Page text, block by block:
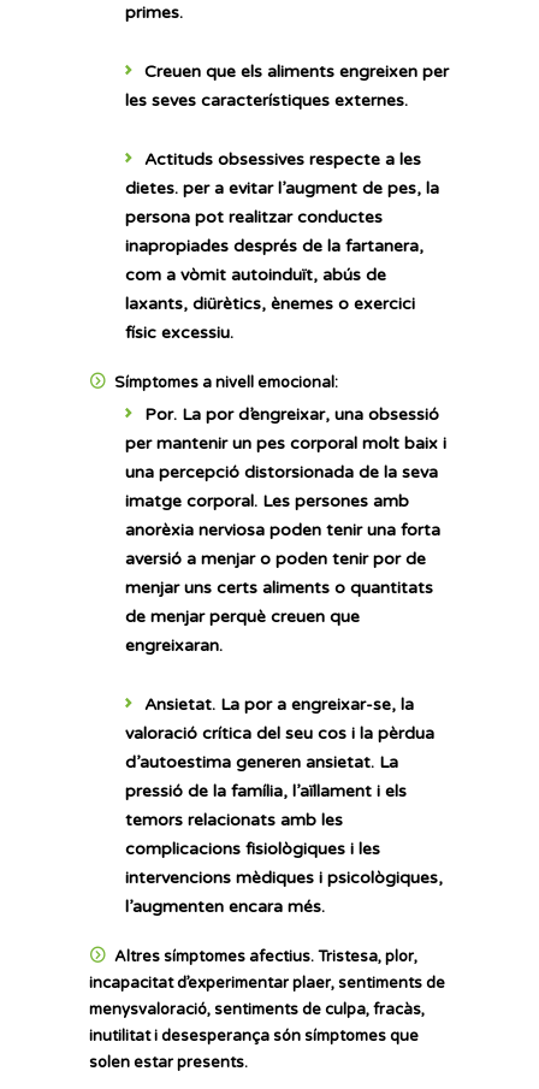
primes.
Creuen que els aliments engreixen per
les seves característiques externes.
Actituds obsessives respecte a les
dietes. per a evitar l’augment de pes, la
persona pot realitzar conductes
inapropiades després de la fartanera,
com a vòmit autoinduït, abús de
laxants, diürètics, ènemes o exercici
físic excessiu.
Símptomes a nivell emocional:
Por. La por d’engreixar, una obsessió
per mantenir un pes corporal molt baix i
una percepció distorsionada de la seva
imatge corporal. Les persones amb
anorèxia nerviosa poden tenir una forta
aversió a menjar o poden tenir por de
menjar uns certs aliments o quantitats
de menjar perquè creuen que
engreixaran.
Ansietat. La por a engreixar-se, la
valoració crítica del seu cos i la pèrdua
d’autoestima generen ansietat. La
pressió de la família, l’aïllament i els
temors relacionats amb les
complicacions fisiològiques i les
intervencions mèdiques i psicològiques,
l’augmenten encara més.
Altres símptomes afectius.Tristesa, plor,
incapacitat d’experimentar plaer, sentiments de
menysvaloració, sentiments de culpa, fracàs,
inutilitat i desesperança són símptomes que
solen estar presents.